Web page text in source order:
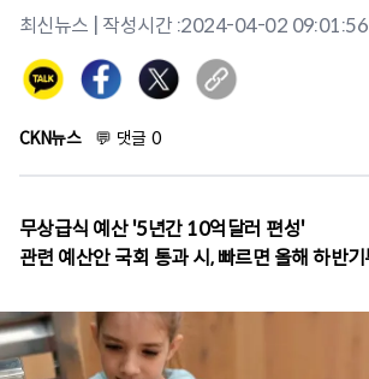
최신뉴스 | 작성시간 :2024-04-02 09:01:56
CKN뉴스 💬 댓글 0
무상급식 예산 '5년간 10억달러 편성'